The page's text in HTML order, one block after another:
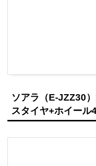
ソアラ（E-JZZ30
スタイヤ+ホイール